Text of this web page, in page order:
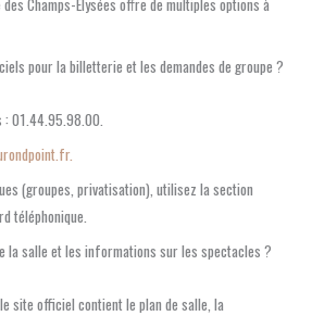
Champs-Élysées offre de multiples options à
pour la billetterie et les demandes de groupe ?
: 01.44.95.98.00.
(groupes, privatisation), utilisez la section
téléphonique.
la salle et les informations sur les spectacles ?
site officiel contient le plan de salle, la